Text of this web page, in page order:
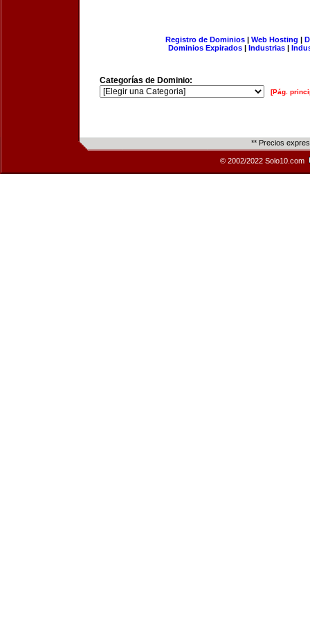
Registro de Dominios| Web Hosting |
Dominios Expirados | Industrias |
Categorías de Dominio:
[Pág.
** Precios
© 2002/2022 Solo10.com